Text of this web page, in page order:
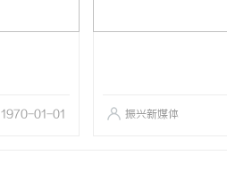
1970-01-01 振兴新媒体